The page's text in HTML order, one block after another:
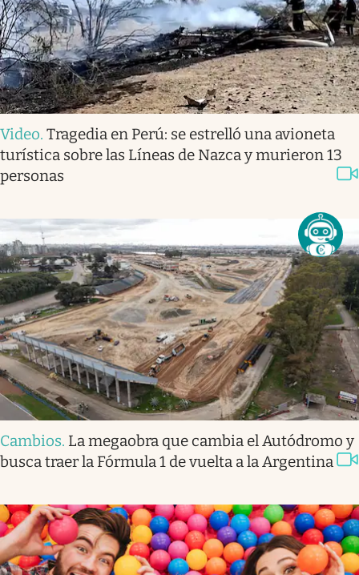
Video. Tragedia en Perú: se estrelló una avioneta
turística sobre las Líneas de Nazca y murieron 13
personas
Cambios. La megaobra que cambia el Autódromo y
busca traer la Fórmula 1 de vuelta a la Argentina